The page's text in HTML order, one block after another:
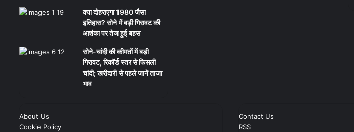
क्या दोहराएगा 1980 जैसा
इतिहास? सोने में बड़ी गिरावट की
आशंका पर तेज हुई बहस
सोने-चांदी की कीमतों में बड़ी
गिरावट, रिकॉर्ड स्तर से फिसली
चांदी; खरीदारी से पहले जानें ताजा
भाव
About Us
Cookie Policy
Contact Us
RSS